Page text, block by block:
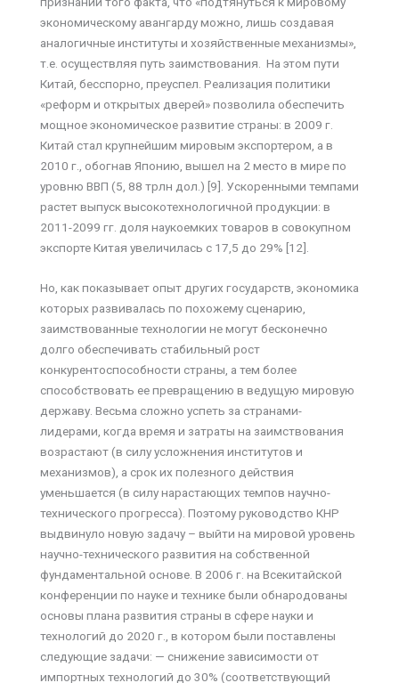
экономическому авангарду можно, лишь создавая
аналогичные институты и хозяйственные механизмы»,
т.е. осуществляя путь заимствования. На этом пути
Китай, бесспорно, преуспел. Реализация политики
«реформ и открытых дверей» позволила обеспечить
мощное экономическое развитие страны: в 2009 г.
Китай стал крупнейшим мировым экспортером, а в
2010 г., обогнав Японию, вышел на 2 место в мире по
уровню ВВП (5, 88 трлн дол.) [9]. Ускоренными темпами
растет выпуск высокотехнологичной продукции: в
2011-2099 гг. доля наукоемких товаров в совокупном
экспорте Китая увеличилась с 17,5 до 29% [12].
Но, как показывает опыт других государств, экономика
которых развивалась по похожему сценарию,
заимствованные технологии не могут бесконечно
долго обеспечивать стабильный рост
конкурентоспособности страны, а тем более
способствовать ее превращению в ведущую мировую
державу. Весьма сложно успеть за странами-
лидерами, когда время и затраты на заимствования
возрастают (в силу усложнения институтов и
механизмов), а срок их полезного действия
уменьшается (в силу нарастающих темпов научно-
технического прогресса). Поэтому руководство КНР
выдвинуло новую задачу – выйти на мировой уровень
научно-технического развития на собственной
фундаментальной основе. В 2006 г. на Всекитайской
конференции по науке и технике были обнародованы
основы плана развития страны в сфере науки и
технологий до 2020 г., в котором были поставлены
следующие задачи: — снижение зависимости от
импортных технологий до 30% (соответствующий